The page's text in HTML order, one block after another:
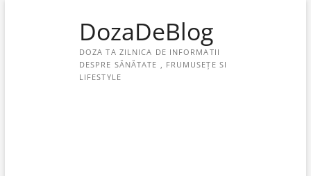
DozaDeBlog
DOZA TA ZILNICA DE INFORMATII
DESPRE SĂNĂTATE , FRUMUSEȚE SI
LIFESTYLE